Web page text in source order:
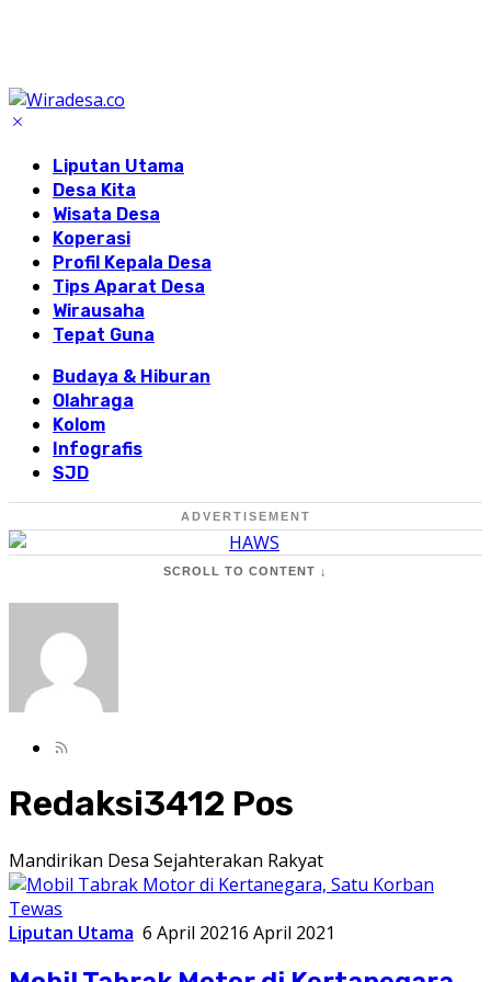
Liputan Utama
Desa Kita
Wisata Desa
Koperasi
Profil Kepala Desa
Tips Aparat Desa
Wirausaha
Tepat Guna
Budaya & Hiburan
Olahraga
Kolom
Infografis
SJD
ADVERTISEMENT
SCROLL TO CONTENT ↓
Redaksi3412 Pos
Mandirikan Desa Sejahterakan Rakyat
Liputan Utama 6 April 20216 April 2021